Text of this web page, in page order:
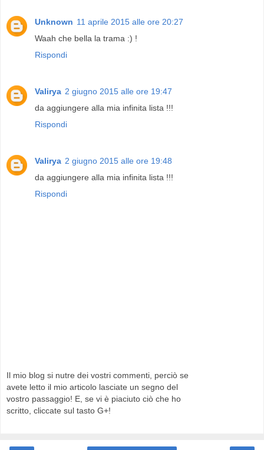
Unknown 11 aprile 2015 alle ore 20:27
Waah che bella la trama :) !
Rispondi
Valirya 2 giugno 2015 alle ore 19:47
da aggiungere alla mia infinita lista !!!
Rispondi
Valirya 2 giugno 2015 alle ore 19:48
da aggiungere alla mia infinita lista !!!
Rispondi
Il mio blog si nutre dei vostri commenti, perciò se
avete letto il mio articolo lasciate un segno del
vostro passaggio! E, se vi è piaciuto ciò che ho
scritto, cliccate sul tasto G+!